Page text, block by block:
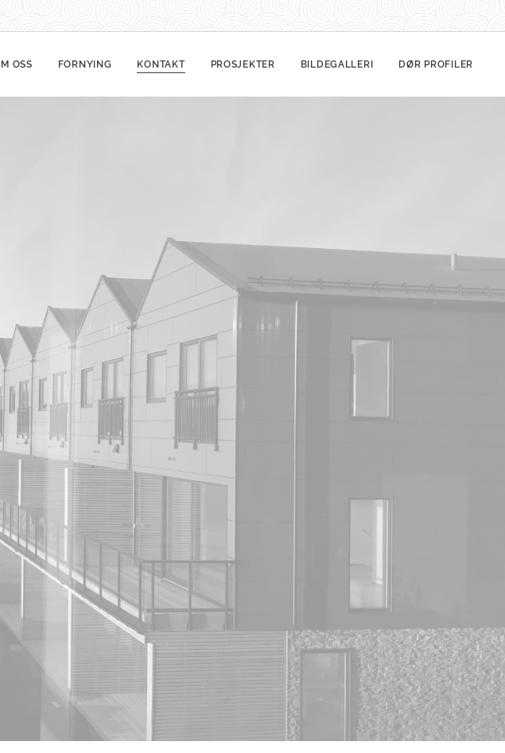
OSS FORNYING KONTAKT PROSJEKTER BILDEGALLERI DØR PROFILER